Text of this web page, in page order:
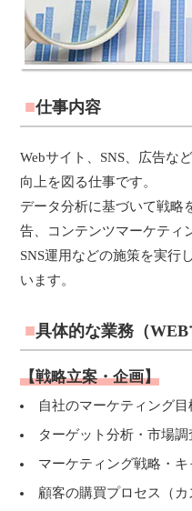
仕事内容
Webサイト、SNS、広告な
向上を図る仕事です。
データ分析に基づいて戦略
告、コンテンツマーケティ
SNS運用などの施策を実行
います。
具体的な業務（WEB
【戦略立案・企画】
自社のマーケティング
ターゲット分析・市場
マーケティング戦略・
顧客の購買プロセス（